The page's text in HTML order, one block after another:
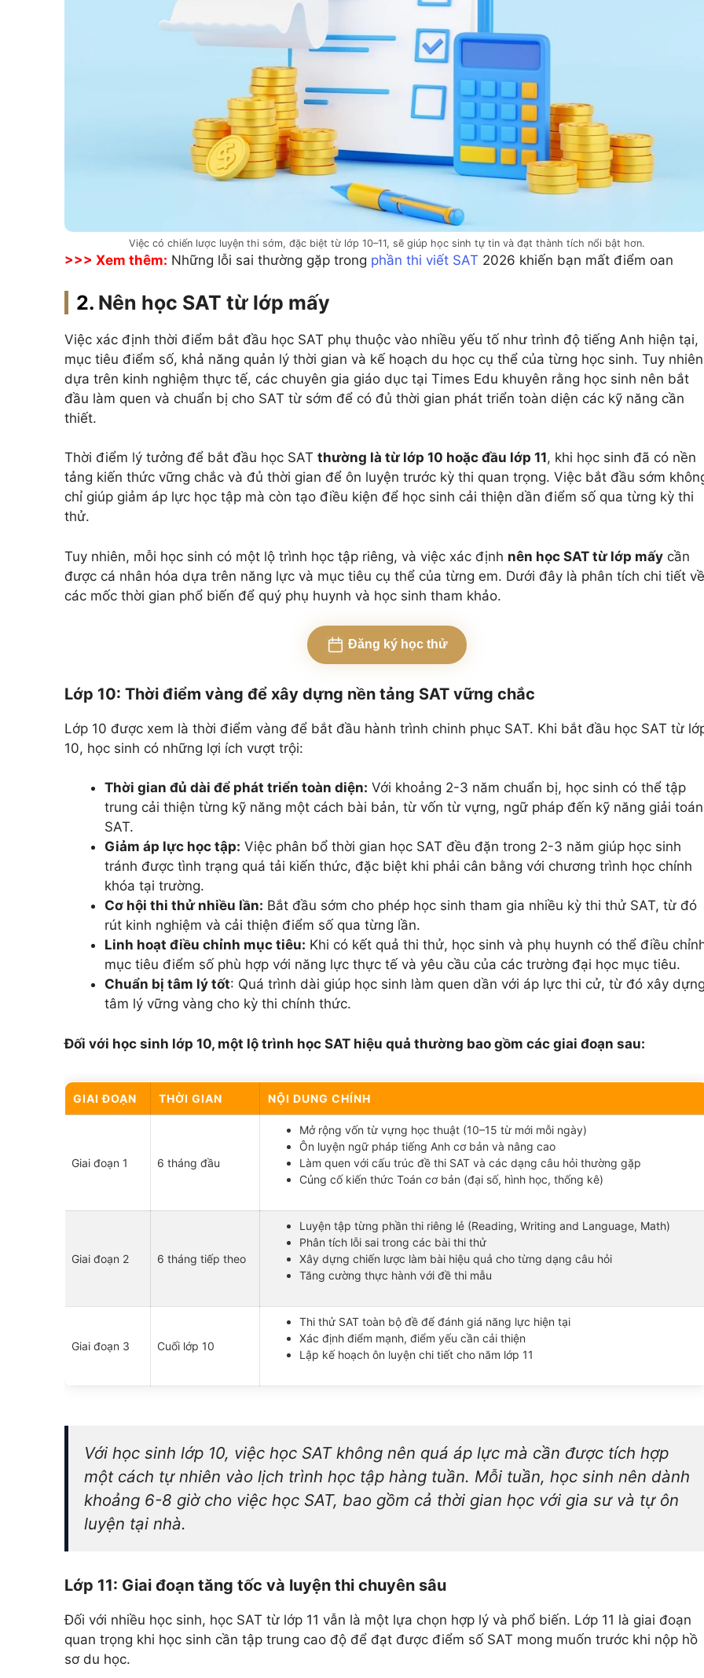
Việc có chiến lược luyện thi sớm, đặc biệt từ lớp 10–11, sẽ giúp học sinh tự tin và đạt thành tích nổi bật hơn.
>>> Xem thêm: Những lỗi sai thường gặp trong phần thi viết SAT 2026 khiến bạn mất điểm oan
Nên học SAT từ lớp mấy
Việc xác định thời điểm bắt đầu học SAT phụ thuộc vào nhiều yếu tố như trình độ tiếng Anh hiện tại,
mục tiêu điểm số, khả năng quản lý thời gian và kế hoạch du học cụ thể của từng học sinh. Tuy
dựa trên kinh nghiệm thực tế, các chuyên gia giáo dục tại Times Edu khuyên rằng học sinh nên bắt
đầu làm quen và chuẩn bị cho SAT từ sớm để có đủ thời gian phát triển toàn diện các kỹ năng cần
thiết.
Thời điểm lý tưởng để bắt đầu học SAT thường là từ lớp 10 hoặc đầu lớp 11, khi học sinh đã có nền
tảng kiến thức vững chắc và đủ thời gian để ôn luyện trước kỳ thi quan trọng. Việc bắt đầu sớm
chỉ giúp giảm áp lực học tập mà còn tạo điều kiện để học sinh cải thiện dần điểm số qua từng kỳ thi
thử.
Tuy nhiên, mỗi học sinh có một lộ trình học tập riêng, và việc xác định nên học SAT từ lớp mấy cần
được cá nhân hóa dựa trên năng lực và mục tiêu cụ thể của từng em. Dưới đây là phân tích chi tiết về
các mốc thời gian phổ biến để quý phụ huynh và học sinh tham khảo.
Đăng ký học thử
Lớp 10: Thời điểm vàng để xây dựng nền tảng SAT vững chắc
Lớp 10 được xem là thời điểm vàng để bắt đầu hành trình chinh phục SAT. Khi bắt đầu học SAT từ
10, học sinh có những lợi ích vượt trội:
Thời gian đủ dài để phát triển toàn diện: Với khoảng 2-3 năm chuẩn bị, học sinh có thể tập
trung cải thiện từng kỹ năng một cách bài bản, từ vốn từ vựng, ngữ pháp đến kỹ năng giải toán
SAT.
Giảm áp lực học tập: Việc phân bổ thời gian học SAT đều đặn trong 2-3 năm giúp học sinh
tránh được tình trạng quá tải kiến thức, đặc biệt khi phải cân bằng với chương trình học chính
khóa tại trường.
Cơ hội thi thử nhiều lần: Bắt đầu sớm cho phép học sinh tham gia nhiều kỳ thi thử SAT, từ đó
rút kinh nghiệm và cải thiện điểm số qua từng lần.
Linh hoạt điều chỉnh mục tiêu: Khi có kết quả thi thử, học sinh và phụ huynh có thể điều
mục tiêu điểm số phù hợp với năng lực thực tế và yêu cầu của các trường đại học mục tiêu.
Chuẩn bị tâm lý tốt: Quá trình dài giúp học sinh làm quen dần với áp lực thi cử, từ đó xây
tâm lý vững vàng cho kỳ thi chính thức.
Đối với học sinh lớp 10, một lộ trình học SAT hiệu quả thường bao gồm các giai đoạn sau:
GIAI ĐOẠN THỜI GIAN NỘI DUNG CHÍNH
Giai đoạn 1 6 tháng đầu
Mở rộng vốn từ vựng học thuật (10–15 từ mới mỗi ngày)
Ôn luyện ngữ pháp tiếng Anh cơ bản và nâng cao
Làm quen với cấu trúc đề thi SAT và các dạng câu hỏi thường gặp
Củng cố kiến thức Toán cơ bản (đại số, hình học, thống kê)
Giai đoạn 2 6 tháng tiếp theo
Luyện tập từng phần thi riêng lẻ (Reading, Writing and Language, Math)
Phân tích lỗi sai trong các bài thi thử
Xây dựng chiến lược làm bài hiệu quả cho từng dạng câu hỏi
Tăng cường thực hành với đề thi mẫu
Giai đoạn 3 Cuối lớp 10
Thi thử SAT toàn bộ đề để đánh giá năng lực hiện tại
Xác định điểm mạnh, điểm yếu cần cải thiện
Lập kế hoạch ôn luyện chi tiết cho năm lớp 11
Với học sinh lớp 10, việc học SAT không nên quá áp lực mà cần được tích hợp
một cách tự nhiên vào lịch trình học tập hàng tuần. Mỗi tuần, học sinh nên dành
khoảng 6-8 giờ cho việc học SAT, bao gồm cả thời gian học với gia sư và tự ôn
luyện tại nhà.
Lớp 11: Giai đoạn tăng tốc và luyện thi chuyên sâu
Đối với nhiều học sinh, học SAT từ lớp 11 vẫn là một lựa chọn hợp lý và phổ biến. Lớp 11 là giai đoạn
quan trọng khi học sinh cần tập trung cao độ để đạt được điểm số SAT mong muốn trước khi nộp hồ
sơ du học.